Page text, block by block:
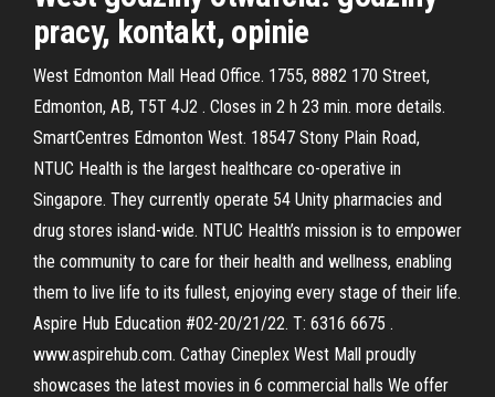
pracy, kontakt, opinie
West Edmonton Mall Head Office. 1755, 8882 170 Street,
Edmonton, AB, T5T 4J2 . Closes in 2 h 23 min. more details.
SmartCentres Edmonton West. 18547 Stony Plain Road,
NTUC Health is the largest healthcare co-operative in
Singapore. They currently operate 54 Unity pharmacies and
drug stores island-wide. NTUC Health’s mission is to empower
the community to care for their health and wellness, enabling
them to live life to its fullest, enjoying every stage of their life.
Aspire Hub Education #02-20/21/22. T: 6316 6675 .
www.aspirehub.com. Cathay Cineplex West Mall proudly
showcases the latest movies in 6 commercial halls We offer